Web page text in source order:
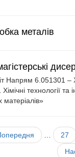
металів
Напрям 6.051301 –
технології та
матеріалів»
… 27